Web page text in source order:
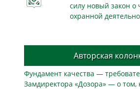
силу новый закон о
охранной
Авторская
Фундамент качества —
Замдиректора «Дозора» — о том,